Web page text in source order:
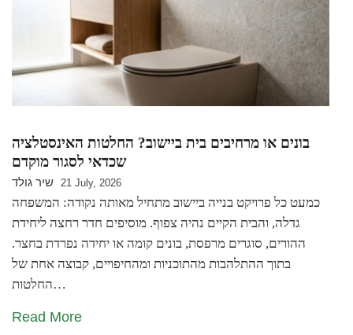
בונים או מרחיבים בית ביישוב? החלטות האינסטלציה
שכדאי לסגור מוקדם
שיר גולד 21 July, 2026
כמעט כל פרויקט בנייה ביישוב מתחיל מאותה נקודה: המשפחה
גדלה, והבית הקיים נהיה צפוף. מוסיפים חדר רחצה ליחידת
ההורים, סוגרים מרפסת, בונים קומה או יחידה נפרדת בחצר.
בתוך ההתלהבות מהתוכניות ומהחיפויים, קבוצה אחת של
החלטות…
Read More